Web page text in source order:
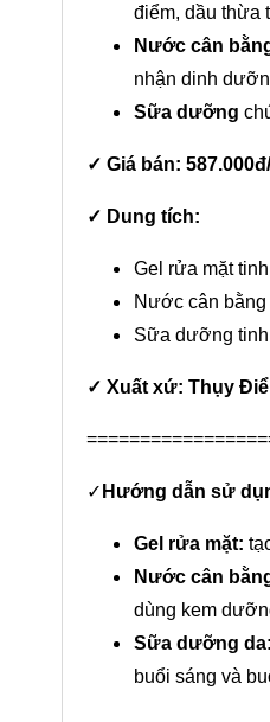
điểm, dầu thừa
Nước cân
nhận dinh
Sữa dưỡng
✓ Giá bán:
✓ Dung tích:
Gel rửa mặt
Nước cân bằng
Sữa dưỡng tinh
✓ Xuất xứ: Thụy
✓ Hướng dẫn sử
Gel rửa mặt:
Nước cân
dùng kem
Sữa dưỡng da:
buổi sáng và